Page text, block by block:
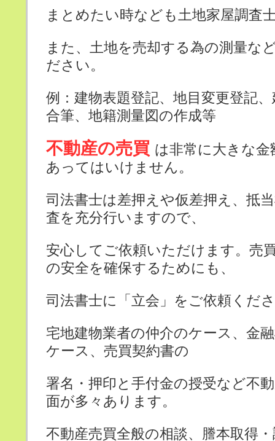
まとめたい時なども土地家屋調査
また、土地を売却する為の測量な
ださい。
例：建物表題登記、地目変更登記
合筆、地籍測量図の作成等
不動産の売買 は非常に大きな
あってはいけません。
司法書士は差押えや仮差押え、抵
査を充分行いますので、
安心してご依頼いただけます。売
の安全を確保するためにも、
司法書士に「立会」をご依頼くだ
宅地建物業者の仲介のケース、金
ケース、売買契約書の
署名・押印と手付金の授受など不
面が多々あります。
不動産売買全般の相談、謄本取得